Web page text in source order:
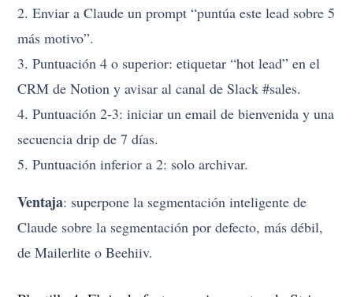
2. Enviar a Claude un prompt “puntúa este lead sobre 5
más motivo”.
3. Puntuación 4 o superior: etiquetar “hot lead” en el
CRM de Notion y avisar al canal de Slack #sales.
4. Puntuación 2-3: iniciar un email de bienvenida y una
secuencia drip de 7 días.
5. Puntuación inferior a 2: solo archivar.
Ventaja: superpone la segmentación inteligente de
Claude sobre la segmentación por defecto, más débil,
de Mailerlite o Beehiiv.